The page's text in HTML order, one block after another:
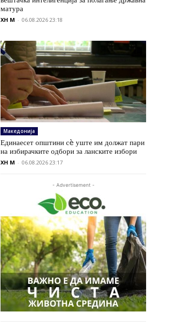
матура
XH M - 06.08.2026 23:18
Македонија
Единаесет општини сè уште им должат пари
на избирачките одбори за ланските избори
XH M - 06.08.2026 23:17
- Advertisement -